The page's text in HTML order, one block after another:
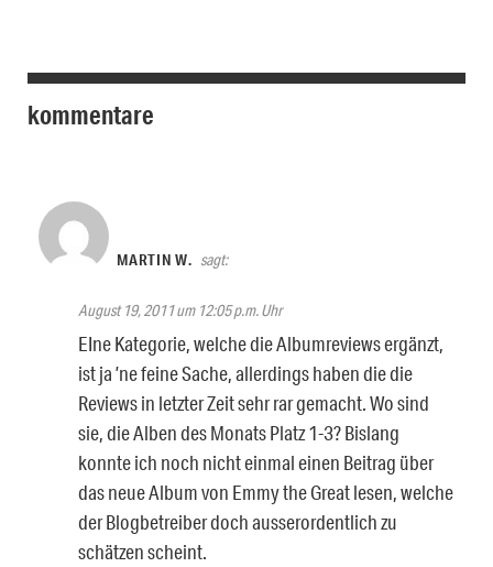
kommentare
MARTIN W. sagt:
August 19, 2011 um 12:05 p.m. Uhr
EIne Kategorie, welche die Albumreviews ergänzt,
ist ja ’ne feine Sache, allerdings haben die die
Reviews in letzter Zeit sehr rar gemacht. Wo sind
sie, die Alben des Monats Platz 1-3? Bislang
konnte ich noch nicht einmal einen Beitrag über
das neue Album von Emmy the Great lesen, welche
der Blogbetreiber doch ausserordentlich zu
schätzen scheint.